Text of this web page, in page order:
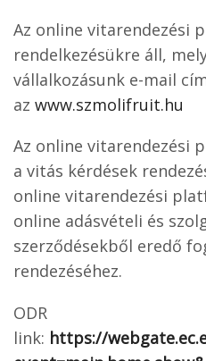
Az online vitarendezési
rendelkezésükre áll,
vállalkozásunk e-mail
az www.szmolifruit.hu
Az online vitarendezési
a vitás kérdések
online vitarendezési
online adásvételi és
szerződésekből eredő
rendezéséhez.
ODR
link: https://